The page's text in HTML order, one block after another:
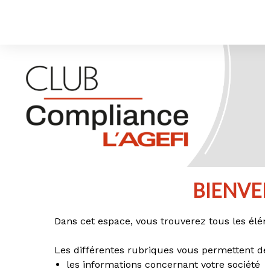
Dans cet espace, vous trouverez tous les
Les différentes rubriques vous permettent
les informations concernant votre société